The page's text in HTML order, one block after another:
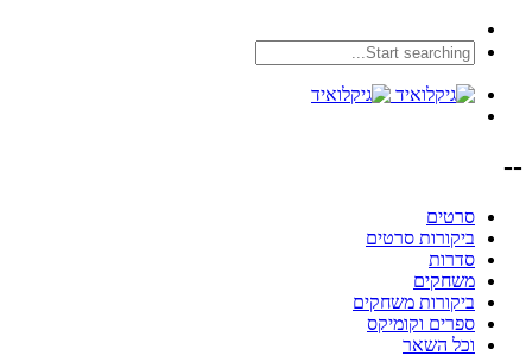
--
סרטים
ביקורות סרטים
סדרות
משחקים
ביקורות משחקים
ספרים וקומיקס
וכל השאר